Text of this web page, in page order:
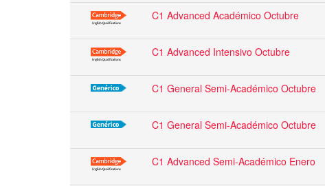
C1 Advanced Académico Octubre
C1 Advanced Intensivo Octubre
C1 General Semi-Académico Octubre
C1 General Semi-Académico Octubre
C1 Advanced Semi-Académico Enero